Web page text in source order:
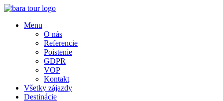
Menu
O nás
Referencie
Poistenie
GDPR
VOP
Kontakt
Všetky zájazdy
Destinácie